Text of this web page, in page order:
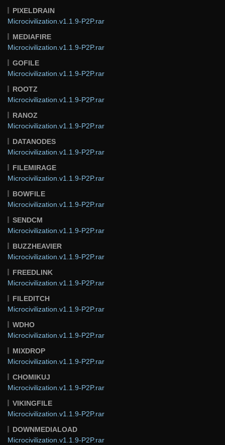
PIXELDRAIN
Microcivilization.v1.1.9-P2P.rar
MEDIAFIRE
Microcivilization.v1.1.9-P2P.rar
GOFILE
Microcivilization.v1.1.9-P2P.rar
ROOTZ
Microcivilization.v1.1.9-P2P.rar
RANOZ
Microcivilization.v1.1.9-P2P.rar
DATANODES
Microcivilization.v1.1.9-P2P.rar
FILEMIRAGE
Microcivilization.v1.1.9-P2P.rar
BOWFILE
Microcivilization.v1.1.9-P2P.rar
SENDCM
Microcivilization.v1.1.9-P2P.rar
BUZZHEAVIER
Microcivilization.v1.1.9-P2P.rar
FREEDLINK
Microcivilization.v1.1.9-P2P.rar
FILEDITCH
Microcivilization.v1.1.9-P2P.rar
WDHO
Microcivilization.v1.1.9-P2P.rar
MIXDROP
Microcivilization.v1.1.9-P2P.rar
CHOMIKUJ
Microcivilization.v1.1.9-P2P.rar
VIKINGFILE
Microcivilization.v1.1.9-P2P.rar
DOWNMEDIALOAD
Microcivilization.v1.1.9-P2P.rar